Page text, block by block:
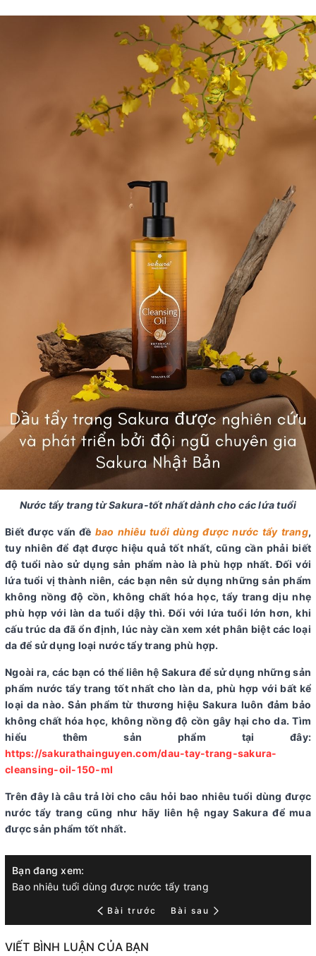
Nước tẩy trang từ Sakura-tốt nhất dành cho các lứa tuổi
Biết được vấn đề bao nhiêu tuổi dùng được nước tẩy trang,
tuy nhiên để đạt được hiệu quả tốt nhất, cũng cần phải biết
độ tuổi nào sử dụng sản phẩm nào là phù hợp nhất. Đối với
lứa tuổi vị thành niên, các bạn nên sử dụng những sản phẩm
không nồng độ cồn, không chất hóa học, tẩy trang dịu nhẹ
phù hợp với làn da tuổi dậy thì. Đối với lứa tuổi lớn hơn, khi
cấu trúc da đã ổn định, lúc này cần xem xét phân biệt các loại
da để sử dụng loại nước tẩy trang phù hợp.
Ngoài ra, các bạn có thể liên hệ Sakura để sử dụng những sản
phẩm nước tẩy trang tốt nhất cho làn da, phù hợp với bất kể
loại da nào. Sản phẩm từ thương hiệu Sakura luôn đảm bảo
không chất hóa học, không nồng độ cồn gây hại cho da. Tìm
hiểu thêm sản phẩm tại đây:
https://sakurathainguyen.com/dau-tay-trang-sakura-
cleansing-oil-150-ml
Trên đây là câu trả lời cho câu hỏi bao nhiêu tuổi dùng được
nước tẩy trang cũng như hãy liên hệ ngay Sakura để mua
được sản phẩm tốt nhất.
Bạn đang xem:
Bao nhiêu tuổi dùng được nước tẩy trang
Bài trước Bài sau
VIẾT BÌNH LUẬN CỦA BẠN